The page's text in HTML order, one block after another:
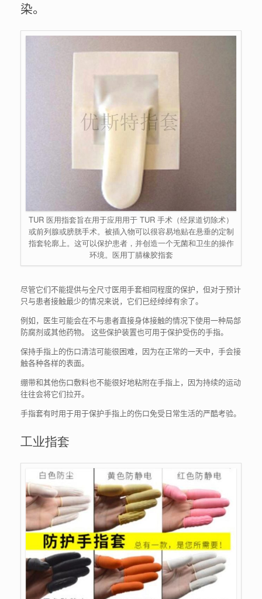
染。
TUR 医用指套旨在用于应用用于 TUR 手术（经尿道切除术）
或前列腺或膀胱手术。被插入物可以很容易地贴在悬垂的定制
指套轮廓上。这可以保护患者，并创造一个无菌和卫生的操作
环境。医用丁腈橡胶指套
尽管它们不能提供与全尺寸医用手套相同程度的保护，但对于预计
只与患者接触最少的情况来说，它们已经绰绰有余了。
例如，医生可能会在不与患者直接身体接触的情况下使用一种局部
防腐剂或其他药物。 这些保护装置也可用于保护受伤的手指。
保持手指上的伤口清洁可能很困难，因为在正常的一天中，手会接
触各种各样的表面。
绷带和其他伤口敷料也不能很好地粘附在手指上，因为持续的运动
往往会将它们拉开。
手指套有时用于用于保护手指上的伤口免受日常生活的严酷考验。
工业指套